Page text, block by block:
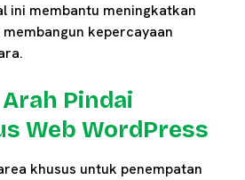
ini membantu meningkatkan
kepercayaan
Pindai
Web WordPress
khusus untuk penempatan